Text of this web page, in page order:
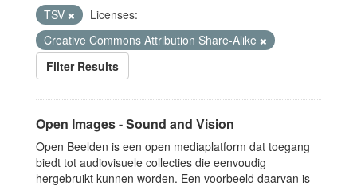
TSV
Licenses:
Creative Commons Attribution Share-Alike
Filter Results
Open Images - Sound and Vision
Open Beelden is een open mediaplatform dat toegang
biedt tot audiovisuele collecties die eenvoudig
hergebruikt kunnen worden. Een voorbeeld daarvan is